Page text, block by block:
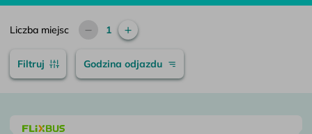
Liczba miejsc 1
Filtruj Godzina odjazdu